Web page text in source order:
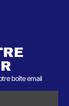
boîte email